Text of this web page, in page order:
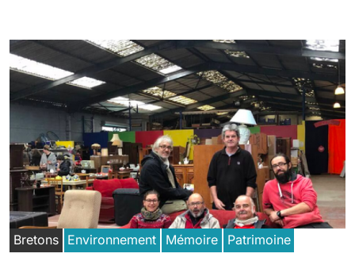
Bretons Environnement Mémoire Patrimoine